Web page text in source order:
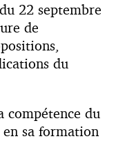
22 septembre
de
du
compétence du
en sa formation